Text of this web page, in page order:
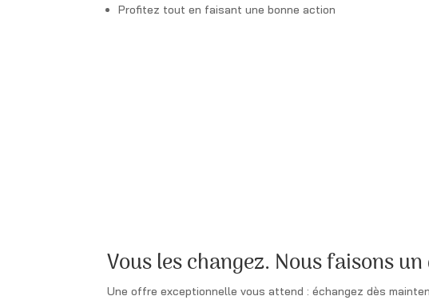
Profitez tout en faisant une bonne action
Vous les changez. Nous faisons
Une offre exceptionnelle vous attend : échangez dès